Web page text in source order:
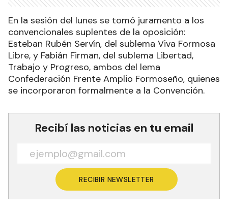
En la sesión del lunes se tomó juramento a los
convencionales suplentes de la oposición:
Esteban Rubén Servín, del sublema Viva Formosa
Libre, y Fabián Firman, del sublema Libertad,
Trabajo y Progreso, ambos del lema
Confederación Frente Amplio Formoseño, quienes
se incorporaron formalmente a la Convención.
Recibí las noticias en tu email
RECIBIR NEWSLETTER